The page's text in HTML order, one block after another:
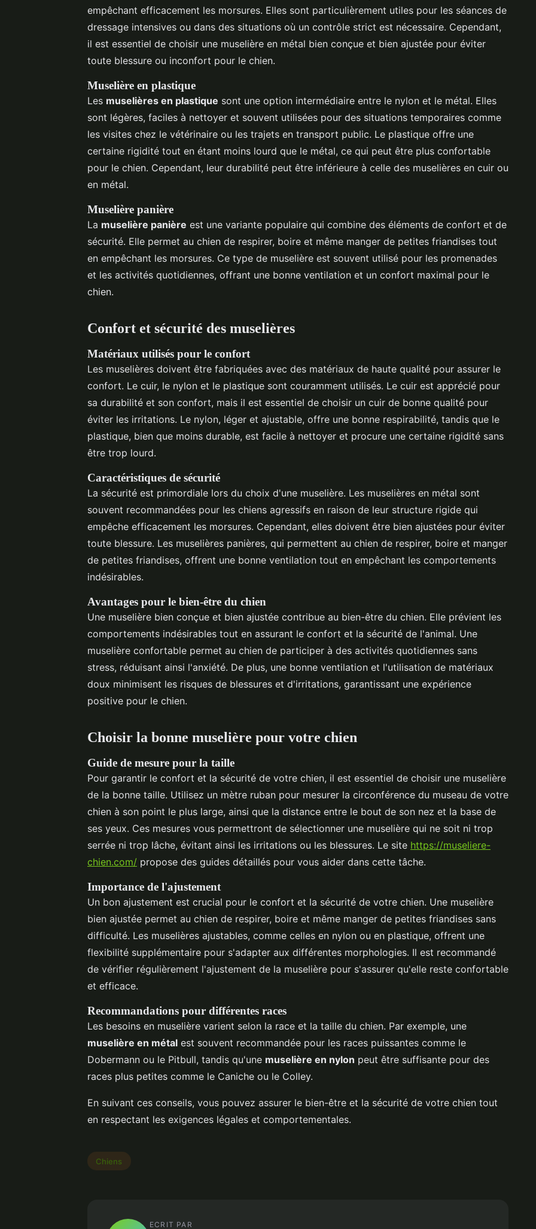
empêchant efficacement les morsures. Elles sont particulièrement utiles pour les séances de
dressage intensives ou dans des situations où un contrôle strict est nécessaire. Cependant,
il est essentiel de choisir une muselière en métal bien conçue et bien ajustée pour éviter
toute blessure ou inconfort pour le chien.
Muselière en plastique
Les muselières en plastique sont une option intermédiaire entre le nylon et le métal. Elles
sont légères, faciles à nettoyer et souvent utilisées pour des situations temporaires comme
les visites chez le vétérinaire ou les trajets en transport public. Le plastique offre une
certaine rigidité tout en étant moins lourd que le métal, ce qui peut être plus confortable
pour le chien. Cependant, leur durabilité peut être inférieure à celle des muselières en cuir ou
en métal.
Muselière panière
La muselière panière est une variante populaire qui combine des éléments de confort et de
sécurité. Elle permet au chien de respirer, boire et même manger de petites friandises tout
en empêchant les morsures. Ce type de muselière est souvent utilisé pour les promenades
et les activités quotidiennes, offrant une bonne ventilation et un confort maximal pour le
chien.
Confort et sécurité des muselières
Matériaux utilisés pour le confort
Les muselières doivent être fabriquées avec des matériaux de haute qualité pour assurer le
confort. Le cuir, le nylon et le plastique sont couramment utilisés. Le cuir est apprécié pour
sa durabilité et son confort, mais il est essentiel de choisir un cuir de bonne qualité pour
éviter les irritations. Le nylon, léger et ajustable, offre une bonne respirabilité, tandis que le
plastique, bien que moins durable, est facile à nettoyer et procure une certaine rigidité sans
être trop lourd.
Caractéristiques de sécurité
La sécurité est primordiale lors du choix d'une muselière. Les muselières en métal sont
souvent recommandées pour les chiens agressifs en raison de leur structure rigide qui
empêche efficacement les morsures. Cependant, elles doivent être bien ajustées pour éviter
toute blessure. Les muselières panières, qui permettent au chien de respirer, boire et manger
de petites friandises, offrent une bonne ventilation tout en empêchant les comportements
indésirables.
Avantages pour le bien-être du chien
Une muselière bien conçue et bien ajustée contribue au bien-être du chien. Elle prévient les
comportements indésirables tout en assurant le confort et la sécurité de l'animal. Une
muselière confortable permet au chien de participer à des activités quotidiennes sans
stress, réduisant ainsi l'anxiété. De plus, une bonne ventilation et l'utilisation de matériaux
doux minimisent les risques de blessures et d'irritations, garantissant une expérience
positive pour le chien.
Choisir la bonne muselière pour votre chien
Guide de mesure pour la taille
Pour garantir le confort et la sécurité de votre chien, il est essentiel de choisir une muselière
de la bonne taille. Utilisez un mètre ruban pour mesurer la circonférence du museau de votre
chien à son point le plus large, ainsi que la distance entre le bout de son nez et la base de
ses yeux. Ces mesures vous permettront de sélectionner une muselière qui ne soit ni trop
serrée ni trop lâche, évitant ainsi les irritations ou les blessures. Le site https://museliere-
chien.com/ propose des guides détaillés pour vous aider dans cette tâche.
Importance de l'ajustement
Un bon ajustement est crucial pour le confort et la sécurité de votre chien. Une muselière
bien ajustée permet au chien de respirer, boire et même manger de petites friandises sans
difficulté. Les muselières ajustables, comme celles en nylon ou en plastique, offrent une
flexibilité supplémentaire pour s'adapter aux différentes morphologies. Il est recommandé
de vérifier régulièrement l'ajustement de la muselière pour s'assurer qu'elle reste confortable
et efficace.
Recommandations pour différentes races
Les besoins en muselière varient selon la race et la taille du chien. Par exemple, une
muselière en métal est souvent recommandée pour les races puissantes comme le
Dobermann ou le Pitbull, tandis qu'une muselière en nylon peut être suffisante pour des
races plus petites comme le Caniche ou le Colley.
En suivant ces conseils, vous pouvez assurer le bien-être et la sécurité de votre chien tout
en respectant les exigences légales et comportementales.
Chiens
ECRIT PAR